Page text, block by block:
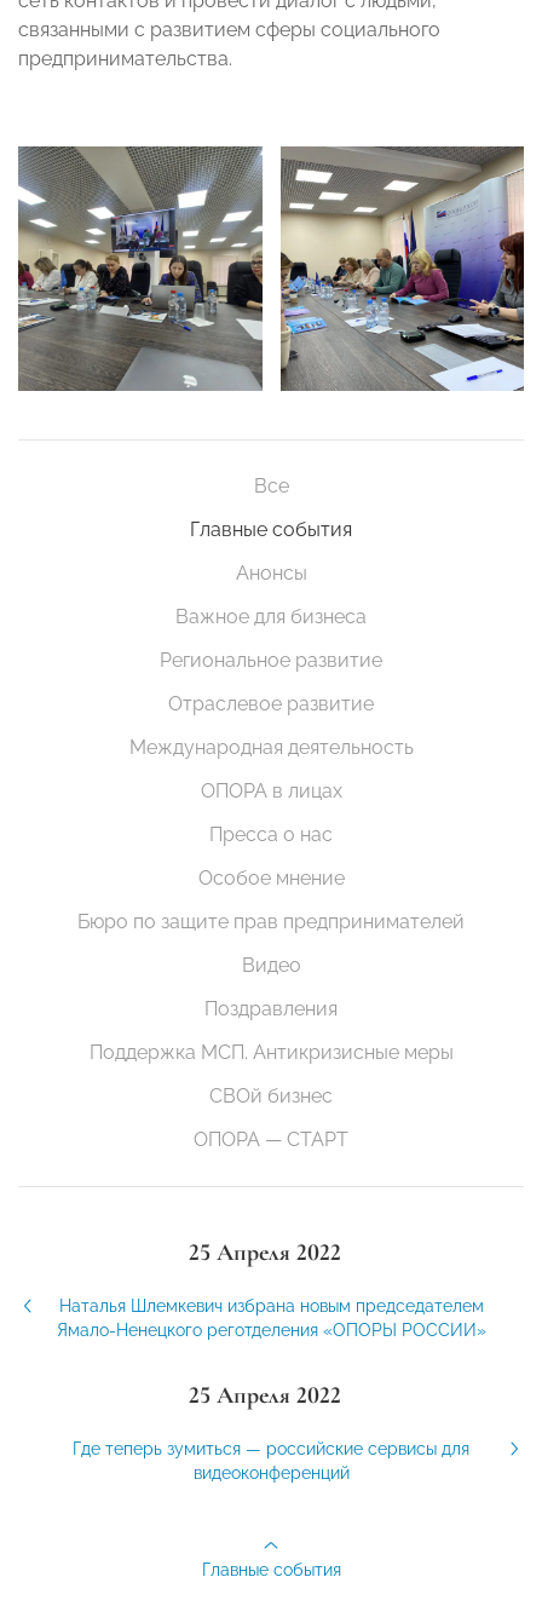
связанными с развитием сферы социального
предпринимательства.
Все
Главные события
Анонсы
Важное для бизнеса
Региональное развитие
Отраслевое развитие
Международная деятельность
ОПОРА в лицах
Пресса о нас
Особое мнение
Бюро по защите прав предпринимателей
Видео
Поздравления
Поддержка МСП. Антикризисные меры
СВОй бизнес
ОПОРА — СТАРТ
25 Апреля 2022
Наталья Шлемкевич избрана новым председателем
Ямало-Ненецкого реготделения «ОПОРЫ РОССИИ»
25 Апреля 2022
Где теперь зумиться — российские сервисы для
видеоконференций
Главные события